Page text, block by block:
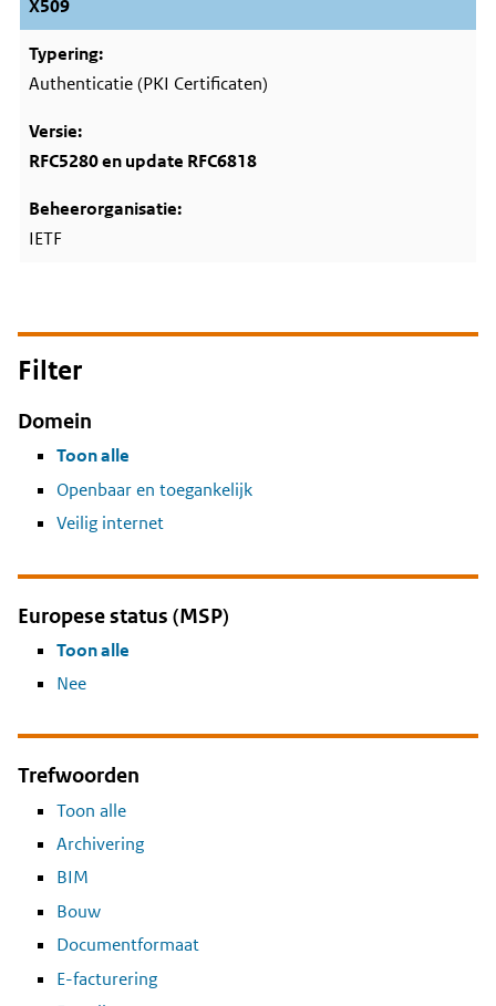
X509
Authenticatie (PKI Certificaten)
RFC5280 en update RFC6818
IETF
Filter
Domein
Toon alle
Openbaar en toegankelijk
Veilig internet
Europese status (MSP)
Toon alle
Nee
Trefwoorden
Toon alle
Archivering
BIM
Bouw
Documentformaat
E-facturering